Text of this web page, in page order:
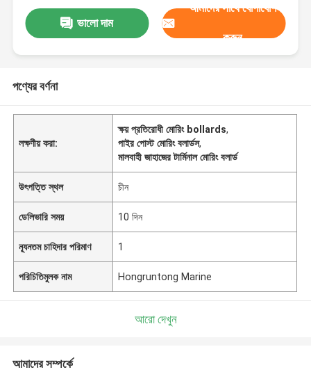
ভালো দাম
আমাদের সাথে যোগাযোগ
করুন
পণ্যের বর্ণনা
লক্ষণীয় করা:
ক্ষয় প্রতিরোধী মোরিং bollards,
পাইর পোস্ট মোরিং বলার্ডস,
মালবাহী জাহাজের টার্মিনাল মোরিং বলার্ড
উৎপত্তি স্থল চীন
ডেলিভারি সময় 10 দিন
ন্যূনতম চাহিদার পরিমাণ 1
পরিচিতিমুলক নাম Hongruntong Marine
আরো দেখুন
আমাদের সম্পর্কে